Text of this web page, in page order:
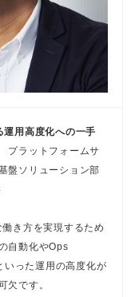
用高度化への一手
プラットフォームサ
盤ソリューション部
き方を実現するため
自動化やOps
った運用の高度化が
欠です。